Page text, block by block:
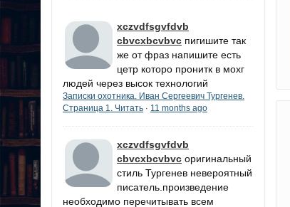
xczvdfsgvfdvb
cbvcxbcvbvc пигишите так
же от фраз напишите есть
цетр которо пронитк в мохг
людей через высок технологий
Записки охотника. Иван Сергеевич Тургенев.
Страница 1. Читать · 11 months ago
xczvdfsgvfdvb
cbvcxbcvbvc оригинальный
стиль Тургенев невероятный
писатель.произведение
необходимо перечитывать всем